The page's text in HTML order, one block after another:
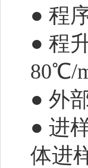
● 程
● 程
80℃/
● 外
● 进
体进